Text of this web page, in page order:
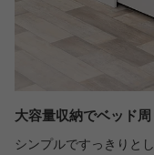
大容量収納でベッド
シンプルですっきりと